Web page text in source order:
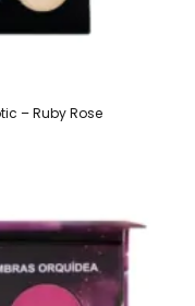
– Ruby Rose